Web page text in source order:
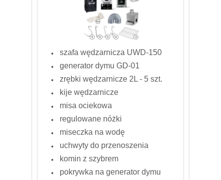
szafa wędzarnicza UWD-150
generator dymu GD-01
zrębki wędzarnicze 2L - 5 szt.
kije wędzarnicze
misa ociekowa
regulowane nóżki
miseczka na wodę
uchwyty do przenoszenia
komin z szybrem
pokrywka na generator dymu